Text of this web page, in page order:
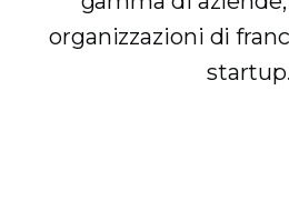
organizzazioni di
startup.